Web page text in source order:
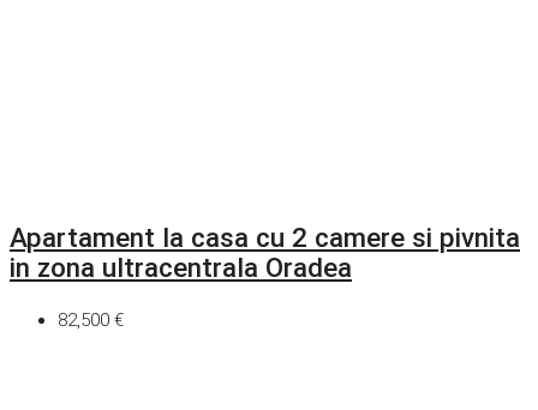
Apartament la casa cu 2 camere si pivnita
in zona ultracentrala Oradea
82,500 €